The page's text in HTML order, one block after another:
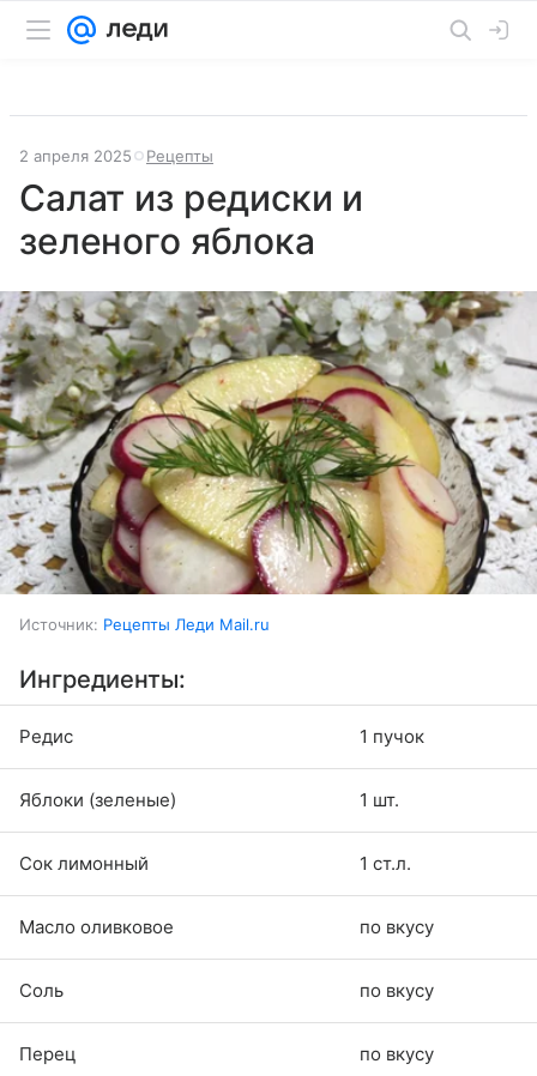
2 апреля 2025 Рецепты
Салат из редиски и
зеленого яблока
Источник: Рецепты Леди Mail.ru
Ингредиенты:
Редис 1 пучок
Яблоки (зеленые) 1 шт.
Сок лимонный 1 ст.л.
Масло оливковое по вкусу
Соль по вкусу
Перец по вкусу